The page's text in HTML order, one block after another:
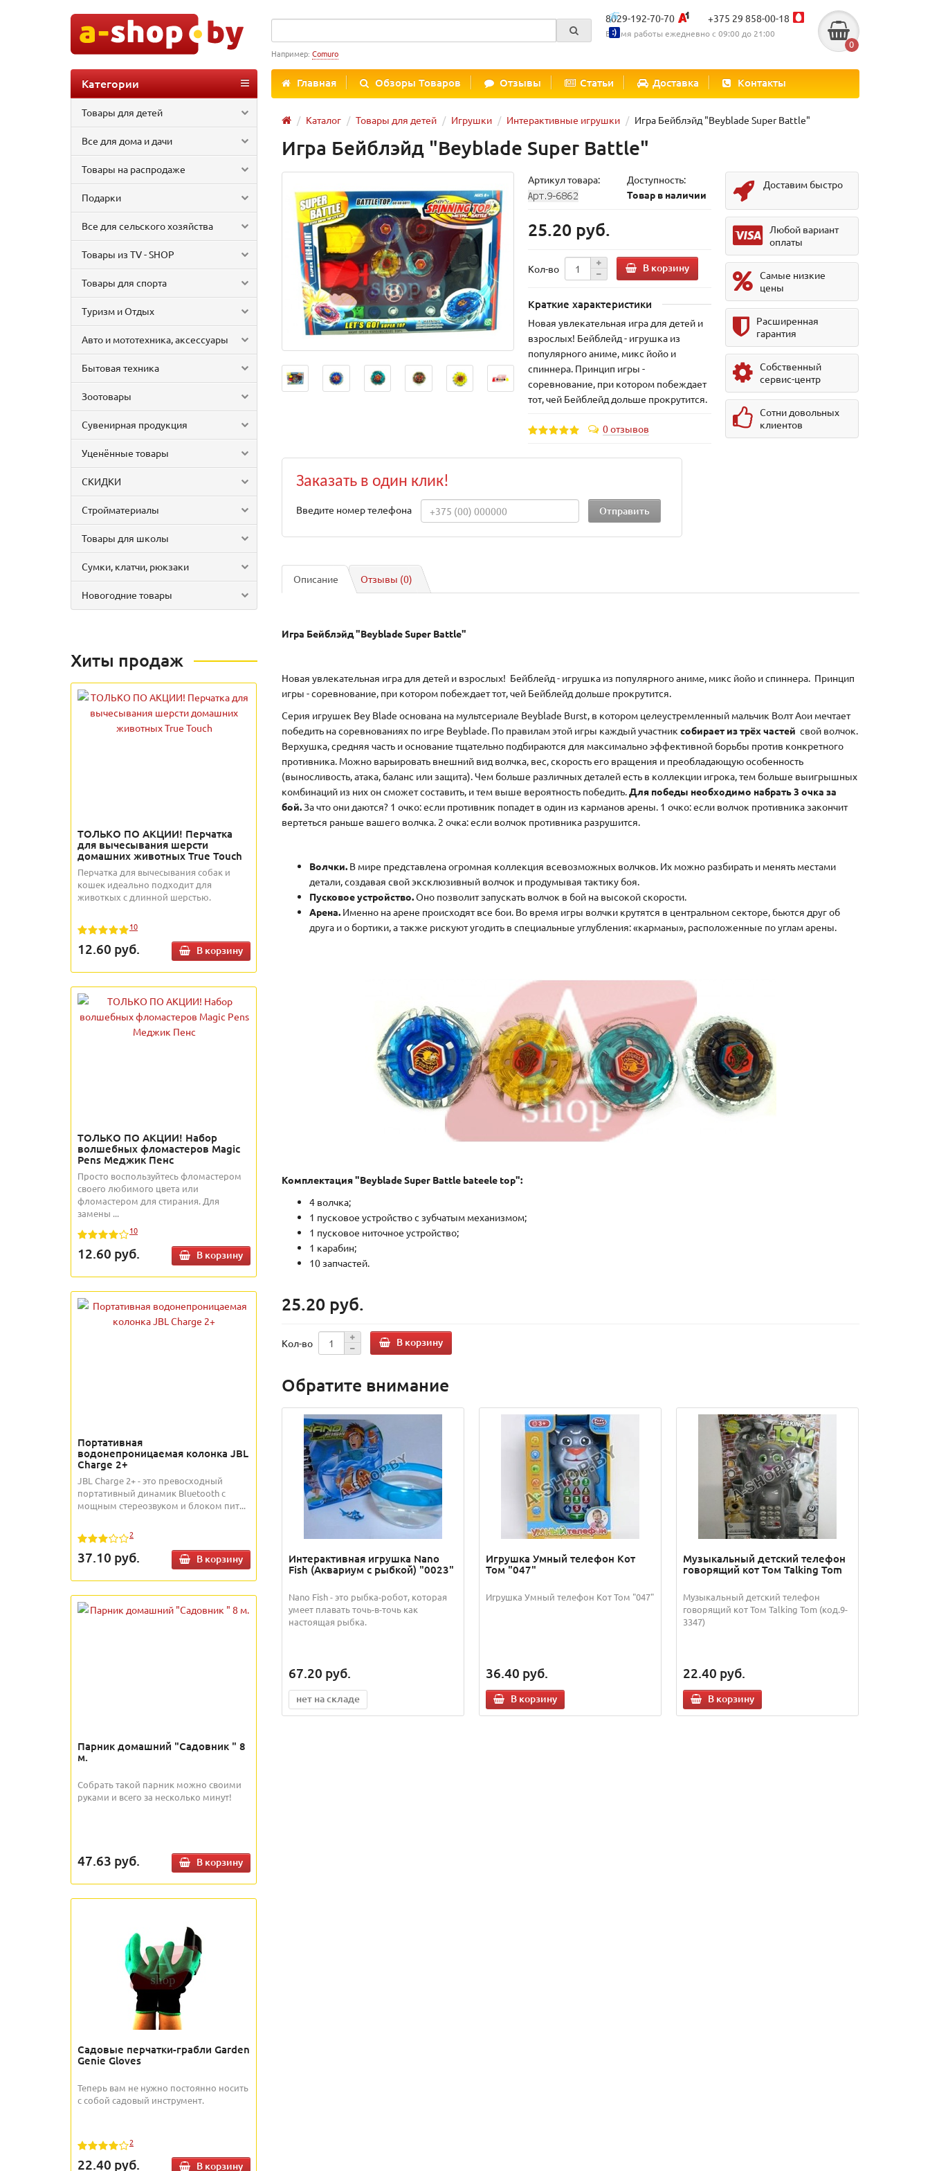
8029-192-70-70 +375 29 858-00-18
Время работы ежедневно с 09:00 до 21:00
0
Например: Comuro
Главная Обзоры Товаров Отзывы Статьи Доставка Контакты
Категории
Товары для детей
Все для дома и дачи
Товары на распродаже
Подарки
Все для сельского хозяйства
Товары из TV - SHOP
Товары для спорта
Туризм и Отдых
Авто и мототехника, аксессуары
Бытовая техника
Зоотовары
Сувенирная продукция
Уценённые товары
СКИДКИ
Стройматериалы
Товары для школы
Сумки, клатчи, рюкзаки
Новогодние товары
Каталог Товары для детей Игрушки Интерактивные игрушки Игра Бейблэйд "Beyblade Super Battle"
Хиты продаж
ТОЛЬКО ПО АКЦИИ! Перчатка
для вычесывания шерсти
домашних животных True Touch
Перчатка для вычесывания собак и
кошек идеально подходит для
животкых с длинной шерстью.
10
12.60 руб. В корзину
ТОЛЬКО ПО АКЦИИ! Набор
волшебных фломастеров Magic
Pens Меджик Пенс
Просто воспользуйтесь фломастером
своего любимого цвета или
фломастером для стирания. Для
замены ...
10
12.60 руб. В корзину
Портативная
водонепроницаемая колонка JBL
Charge 2+
JBL Charge 2+ - это превосходный
портативный динамик Bluetooth с
мощным стереозвуком и блоком пит...
2
37.10 руб. В корзину
Парник домашний "Садовник " 8
м.
Собрать такой парник можно своими
руками и всего за несколько минут!
47.63 руб. В корзину
Садовые перчатки-грабли Garden
Genie Gloves
Теперь вам не нужно постоянно носить
с собой садовый инструмент.
2
22.40 руб. В корзину
Игра Бейблэйд "Beyblade Super Battle"
Артикул товара:
Доступность:
Товар в наличии
25.20 руб.
Кол-во В корзину
Краткие характеристики
Новая увлекательная игра для детей и
взрослых! Бейблейд - игрушка из
популярного аниме, микс йойо и
спиннера. Принцип игры -
соревнование, при котором побеждает
тот, чей Бейблейд дольше прокрутится.
0 отзывов
Доставим быстро
Любой вариант
оплаты
Самые низкие
цены
Расширенная
гарантия
Собственный
сервис-центр
Сотни довольных
клиентов
Заказать в один клик!
Введите номер телефона
Описание Отзывы (0)
Игра Бейблэйд "Beyblade Super Battle"
Новая увлекательная игра для детей и взрослых! Бейблейд - игрушка из популярного аниме, микс йойо и спиннера. Принцип
игры - соревнование, при котором побеждает тот, чей Бейблейд дольше прокрутится.
Серия игрушек Bey Blade основана на мультсериале Beyblade Burst, в котором целеустремленный мальчик Волт Аои мечтает
победить на соревнованиях по игре Beyblade. По правилам этой игры каждый участник собирает из трёх частей свой волчок.
Верхушка, средняя часть и основание тщательно подбираются для максимально эффективной борьбы против конкретного
противника. Можно варьировать внешний вид волчка, вес, скорость его вращения и преобладающую особенность
(выносливость, атака, баланс или защита). Чем больше различных деталей есть в коллекции игрока, тем больше выигрышных
комбинаций из них он сможет составить, и тем выше вероятность победить.Для победы необходимо набрать 3 очка за
бой.За что они даются? 1 очко: если противник попадет в один из карманов арены. 1 очко: если волчок противника закончит
вертеться раньше вашего волчка. 2 очка: если волчок противника разрушится.
Волчки. В мире представлена огромная коллекция всевозможных волчков. Их можно разбирать и менять местами
детали, создавая свой эксклюзивный волчок и продумывая тактику боя.
Пусковое устройство.Оно позволит запускать волчок в бой на высокой скорости.
Арена. Именно на арене происходят все бои. Во время игры волчки крутятся в центральном секторе, бьются друг об
друга и о бортики, а также рискуют угодить в специальные углубления: «карманы», расположенные по углам арены.
Комплектация "Beyblade Super Battle bateele top":
4 волчка;
1 пусковое устройство с зубчатым механизмом;
1 пусковое ниточное устройство;
1 карабин;
10 запчастей.
25.20 руб.
Кол-во В корзину
Обратите внимание
Интерактивная игрушка Nano
Fish (Аквариум с рыбкой) "0023"
Nano Fish - это рыбка-робот, которая
умеет плавать точь-в-точь как
настоящая рыбка.
67.20 руб.
нет на складе
Игрушка Умный телефон Кот
Том "047"
Игрушка Умный телефон Кот Том "047"
36.40 руб.
В корзину
Музыкальный детский телефон
говорящий кот Том Talking Tom
Музыкальный детский телефон
говорящий кот Том Talking Tom (код.9-
3347)
22.40 руб.
В корзину